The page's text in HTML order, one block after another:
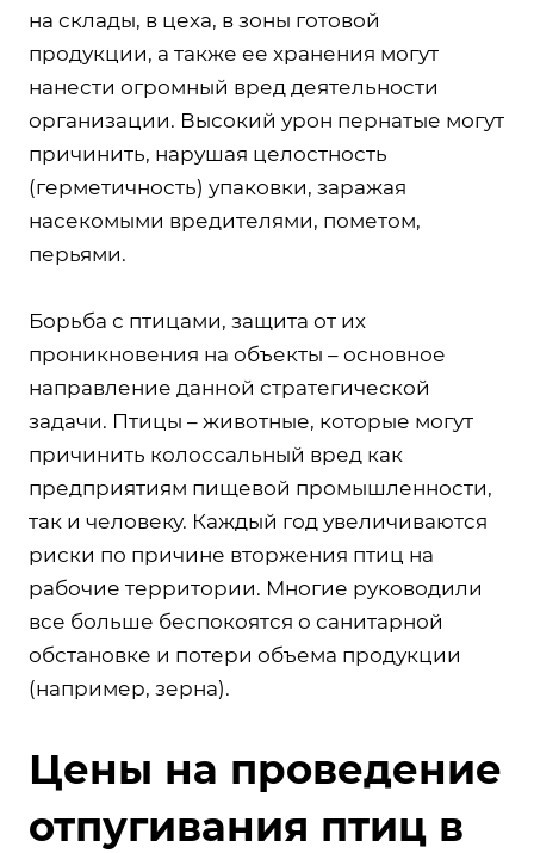
на склады, в цеха, в зоны готовой
продукции, а также ее хранения могут
нанести огромный вред деятельности
организации. Высокий урон пернатые могут
причинить, нарушая целостность
(герметичность) упаковки, заражая
насекомыми вредителями, пометом,
перьями.
Борьба с птицами, защита от их
проникновения на объекты – основное
направление данной стратегической
задачи. Птицы – животные, которые могут
причинить колоссальный вред как
предприятиям пищевой промышленности,
так и человеку. Каждый год увеличиваются
риски по причине вторжения птиц на
рабочие территории. Многие руководили
все больше беспокоятся о санитарной
обстановке и потери объема продукции
(например, зерна).
Цены на проведение
отпугивания птиц в